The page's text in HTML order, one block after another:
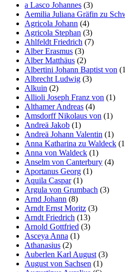
a Lasco Johannes (3)
Aemilia Juliana Gräfin zu
Agricola Johann (4)
Agricola Stephan (3)
Ahlfeldt Friedrich (7)
Alber Erasmus (3)
Alber Matthäus (2)
Albertini Johann Baptist von
Albrecht Ludwig (3)
Alkuin (2)
Allioli Joseph Franz von (1)
Althamer Andreas (4)
Amsdorff Nikolaus von (1)
Andreä Jakob (1)
Andreä Johann Valentin (1)
Anna Katharina zu Waldeck
Anna von Waldeck (1)
Anselm von Canterbury (4)
Aportanus Georg (1)
Aquila Caspar(1)
Argula von Grumbach (3)
Arnd Johann (8)
Arndt Ernst Moritz (3)
Arndt Friedrich (13)
Arnold Gottfried (3)
Asceya Anna (1)
Athanasius (2)
Auberlen Karl August (3)
August von Sachsen (1)